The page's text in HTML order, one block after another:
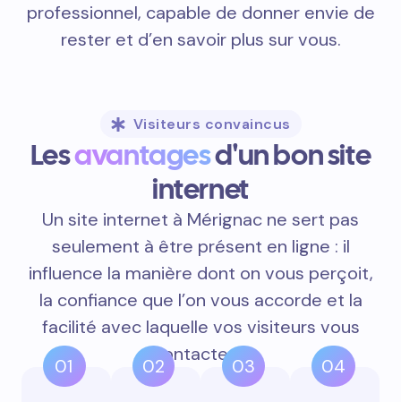
professionnel, capable de donner envie de
rester et d’en savoir plus sur vous.
Visiteurs convaincus
Lesavantagesd'un bon site
internet
Un site internet à Mérignac ne sert pas
seulement à être présent en ligne : il
influence la manière dont on vous perçoit,
la confiance que l’on vous accorde et la
facilité avec laquelle vos visiteurs vous
contactent.
01 02 03 04